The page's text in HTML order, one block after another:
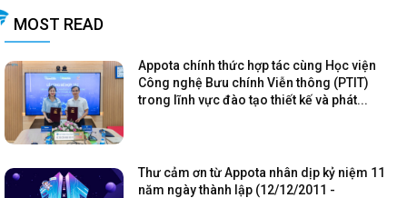
MOST READ
Appota chính thức hợp tác cùng Học viện
Công nghệ Bưu chính Viễn thông (PTIT)
trong lĩnh vực đào tạo thiết kế và phát...
Thư cảm ơn từ Appota nhân dịp kỷ niệm 11
năm ngày thành lập (12/12/2011 -